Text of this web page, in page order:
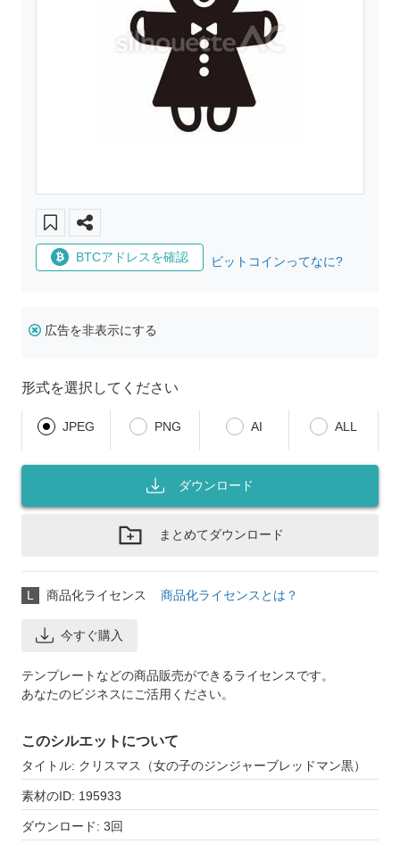
BTCアドレスを確認 ビットコインってなに?
広告を非表示にする
形式を選択してください
JPEG PNG AI ALL
ダウンロード
まとめてダウンロード
L 商品化ライセンス 商品化ライセンスとは？
今すぐ購入
テンプレートなどの商品販売ができるライセンスです。
あなたのビジネスにご活用ください。
このシルエットについて
タイトル: クリスマス（女の子のジンジャーブレッドマン黒）
素材のID: 195933
ダウンロード: 3回